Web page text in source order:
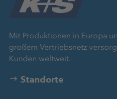
Mit Produktionen in Europa
großem Vertriebsnetz
Kunden weltweit.
Standorte